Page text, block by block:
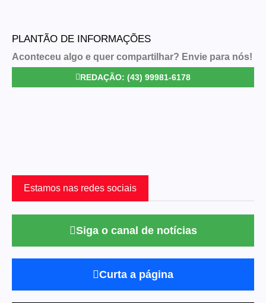
PLANTÃO DE INFORMAÇÕES
Aconteceu algo e quer compartilhar? Envie para nós!
REDAÇÃO: (43) 99981-6178
Estamos nas redes sociais
Siga o canal de notícias
Curta a página